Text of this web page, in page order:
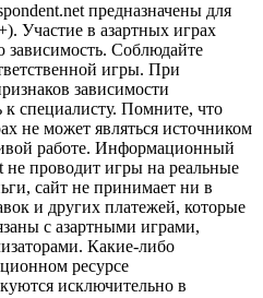
предназначены для
Участие в азартных играх
зависимость. Соблюдайте
игры. При
зависимости
к специалисту. Помните, что
не может являться источником
работе. Информационный
не проводит игры на реальные
сайт не принимает ни в
и других платежей, которые
с азартными играми,
Какие-либо
ресурсе
исключительно в